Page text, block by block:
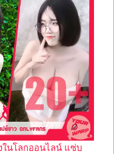
ในโลกออนไลน์ แซ่บ